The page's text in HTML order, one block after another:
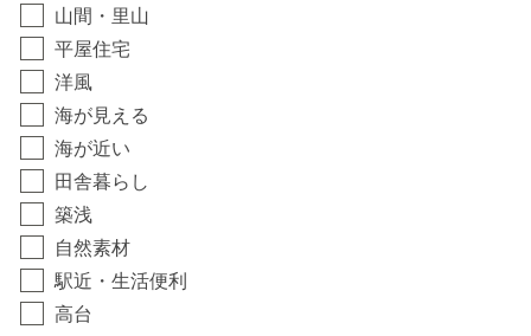
山間・里山
平屋住宅
洋風
海が見える
海が近い
田舎暮らし
築浅
自然素材
駅近・生活便利
高台